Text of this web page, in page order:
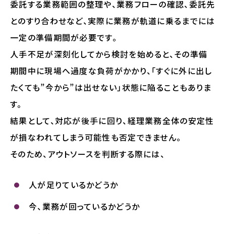
委託する業務範囲の整理や、業務フローの確認、委託先
とのすり合わせなど、実際に業務が軌道に乗るまでには
一定の準備期間が必要です。
人手不足が深刻化してから検討を始めると、その準備
期間中に現場へ過度な負荷がかかり、「すぐに外に出し
たくても”今から”は出せない」状態に陥ることもありま
す。
結果として、対応が後手に回り、経理業務全体の安定性
が損なわれてしまう可能性も否定できません。
そのため、アウトソースを判断する際には、
人が足りているかどうか
今、業務が回っているかどうか